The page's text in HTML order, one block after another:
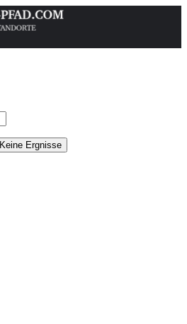
Keine Ergnisse